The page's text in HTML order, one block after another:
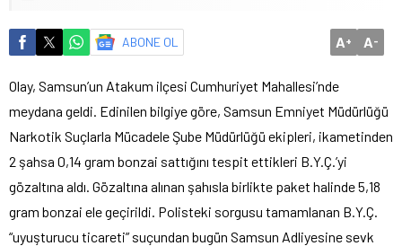
ABONE OL A+ A-
Olay, Samsun’un Atakum ilçesi Cumhuriyet Mahallesi’nde
meydana geldi. Edinilen bilgiye göre, Samsun Emniyet Müdürlüğü
Narkotik Suçlarla Mücadele Şube Müdürlüğü ekipleri, ikametinden
2 şahsa 0,14 gram bonzai sattığını tespit ettikleri B.Y.Ç.’yi
gözaltına aldı. Gözaltına alınan şahısla birlikte paket halinde 5,18
gram bonzai ele geçirildi. Polisteki sorgusu tamamlanan B.Y.Ç.
“uyuşturucu ticareti” suçundan bugün Samsun Adliyesine sevk